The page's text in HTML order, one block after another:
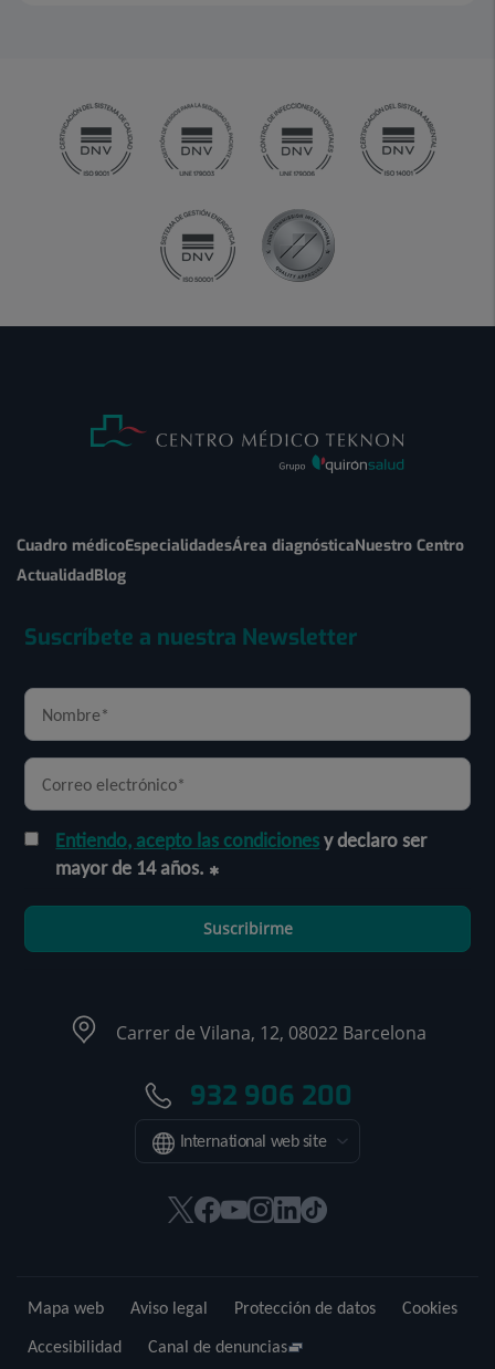
Cuadro médicoEspecialidadesÁrea diagnósticaNuestro Centro
ActualidadBlog
Suscríbete a nuestra Newsletter
Entiendo, acepto las condicionesy declaro ser
mayor de 14 años.
Suscribirme
Carrer de Vilana, 12, 08022 Barcelona
932 906 200
International web site
Este
en
una
Este
en
una
Este
en
una
Este
en
una
Este
en
una
Enlace
externa.
Mapa web Aviso legal Protección de datos
Cookies
Accesibilidad
Canal de denuncias